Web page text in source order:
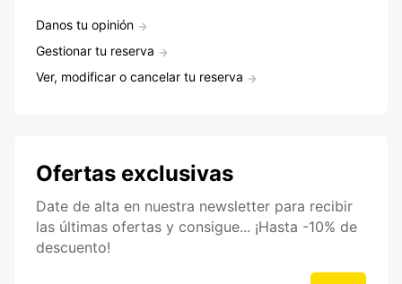
Danos tu opinión
Gestionar tu reserva
Ver, modificar o cancelar tu reserva
Ofertas exclusivas
Date de alta en nuestra newsletter para recibir
las últimas ofertas y consigue... ¡Hasta -10% de
descuento!